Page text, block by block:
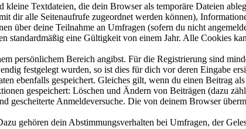
Textdateien, die dein Browser als temporäre Dateien
dir alle Seitenaufrufe zugeordnet werden können),
über deine Teilnahme an Umfragen (sofern du nicht
standardmäßig eine Gültigkeit von einem Jahr. Alle Cookies
persönlichem Bereich angibst. Für die Registrierung sind
festgelegt wurden, so ist dies für dich vor deren Eingabe
ebenfalls gespeichert. Gleiches gilt, wenn du einen Beitrag
gespeichert: Löschen und Ändern von Beiträgen (dazu
Anmeldeversuche. Die von deinem Browser
gehören dein Abstimmungsverhalten bei Umfragen, der